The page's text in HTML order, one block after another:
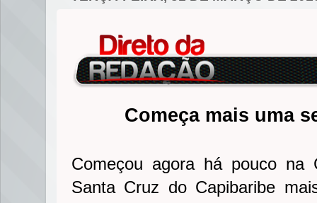
Começa mais uma
Começou agora há pouco na
Santa Cruz do Capibaribe